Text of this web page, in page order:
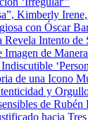
Kimberly
con Óscar
Revela Intento de
Imagen de
de una Icono
y
de
hacia